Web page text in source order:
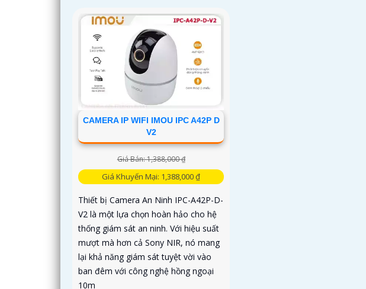
CAMERA IP WIFI IMOU IPC A42P D
V2
Giá Bán: 1,388,000 ₫
Giá Khuyến Mại: 1,388,000 ₫
Thiết bị Camera An Ninh IPC-A42P-D-
V2 là một lựa chọn hoàn hảo cho hệ
thống giám sát an ninh. Với hiệu suất
mượt mà hơn cả Sony NIR, nó mang
lại khả năng giám sát tuyệt vời vào
ban đêm với công nghệ hồng ngoại
10m